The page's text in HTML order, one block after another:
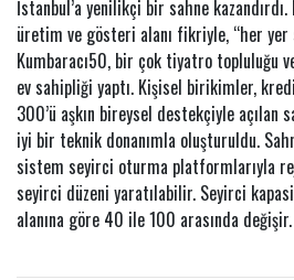
İstanbul’a yenilikçi bir sahne kazandırdı.
üretim ve gösteri alanı fikriyle, “her yer
Kumbaracı50, bir çok tiyatro topluluğu
ev sahipliği yaptı. Kişisel birikimler,
300’ü aşkın bireysel destekçiyle
iyi bir teknik donanımla oluşturuldu.
sistem seyirci oturma platformlarıyla
seyirci düzeni yaratılabilir. Seyirci
alanına göre 40 ile 100 arasında değişir.